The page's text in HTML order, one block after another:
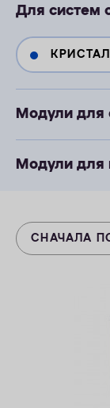
УСЛУГИ
ОПЛАТА
КОНТАКТЫ
Для систем
Модули для
Модули для
СНАЧАЛА